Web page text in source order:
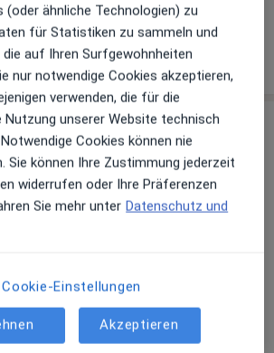
wurden noch keine Informationen
Leistungen hinzugefügt.
Werner Oortmann? Arzt-Info
kostenlos ein Portraitbild, Ihre
Leistungen. Dadurch werden Sie
Lassen Sie sich außerdem bereits
per E-Mail informieren.
als Arzt anmelden
(oder ähnliche Technologien) zu
für Statistiken zu sammeln und
auf Ihren Surfgewohnheiten
nur notwendige Cookies akzeptieren,
verwenden, die für die
Nutzung unserer Website technisch
Cookies können nie
Sie können Ihre Zustimmung jederzeit
widerrufen oder Ihre Präferenzen
Sie mehr unter Datenschutz und
Cookie-Einstellungen
Akzeptieren